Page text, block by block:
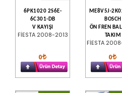
6PK1020 2S6E-
6C301-DB
V KAYIŞI
FİESTA 2008-2013
0
ME8V5J-
BOSCH
ÖN FREN
TAKIM
FİESTA
0